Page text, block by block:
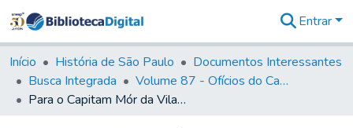
&
Coleções
Tudo na
Biblioteca
Entrar
Início História de São Paulo
Documentos Interessantes
Busca Integrada
Volume 87 - Ofícios do Capitão General Antonio Manoel de Melo Castro e Mendonça (1797- 1801)
Para o Capitam Mór da Vila Antonina Francisco Rodrigues Ferreira. Do Secretário